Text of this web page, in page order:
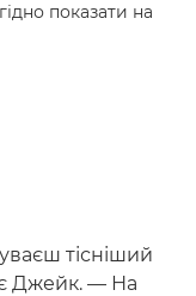
показати на
тісніший
Джейк. — На